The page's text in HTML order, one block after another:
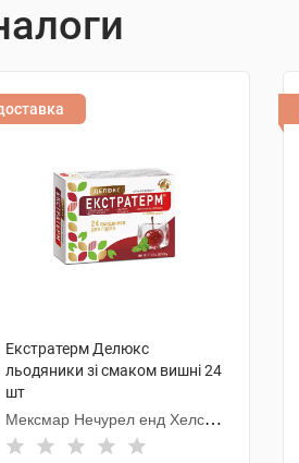
Екстратерм Делюкс
льодяники зі смаком вишні 24
шт
Мексмар Нечурел енд Хелсі
Продактс